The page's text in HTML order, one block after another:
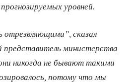
уровней.
сказал
представитель министерства
никогда не бывают такими
потому что мы